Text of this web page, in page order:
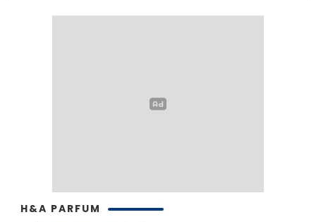
H&A PARFUM